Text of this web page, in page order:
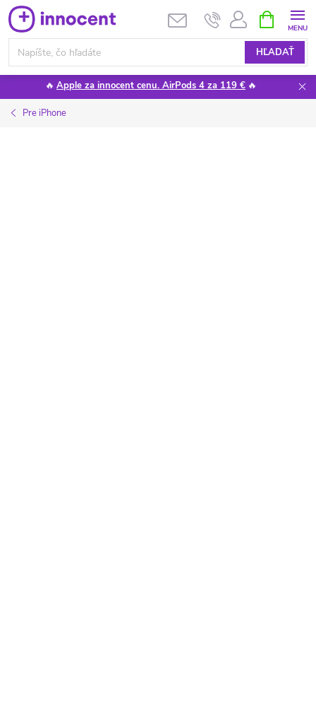
Prejsť
na
obsah
HĽADAŤ
KOŠÍK
🔥 Apple za innocent cenu. AirPods 4 za 119 € 🔥
Pre iPhone